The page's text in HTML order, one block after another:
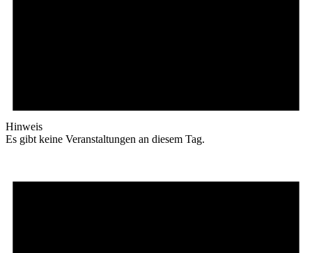
Hinweis
Es gibt keine Veranstaltungen an diesem Tag.